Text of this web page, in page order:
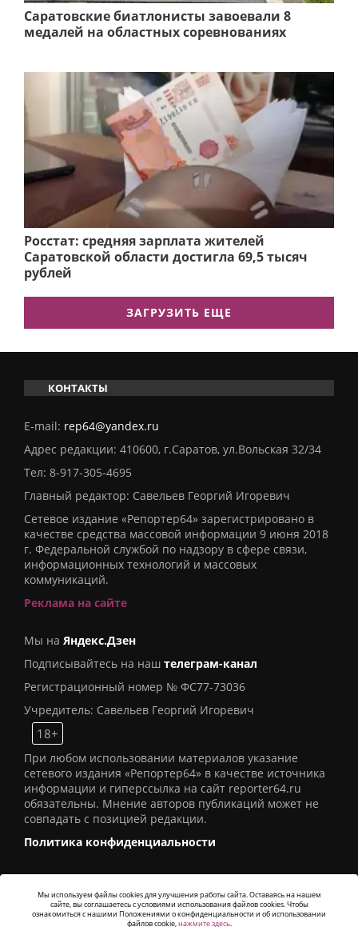
Саратовские биатлонисты завоевали 8
медалей на областных соревнованиях
Росстат: средняя зарплата жителей
Саратовской области достигла 69,5 тысяч
рублей
ЗАГРУЗИТЬ ЕЩЕ
КОНТАКТЫ
E-mail: rep64@yandex.ru
Адрес редакции: 410600, г.Саратов, ул.Вольская 32/34
Тел: 8-917-305-4695
Главный редактор: Савельев Георгий Игоревич
Сетевое издание «Репортер64» зарегистрировано в
качестве средства массовой информации 9 июня 2018
г. Федеральной службой по надзору в сфере связи,
информационных технологий и массовых
коммуникаций.
Реклама на сайте
Мы на Яндекс.Дзен
Подписывайтесь на наш телеграм-канал
Регистрационный номер № ФС77-73036
Учредитель: Савельев Георгий Игоревич
18+
При любом использовании материалов указание
сетевого издания «Репортер64» в качестве источника
информации и гиперссылка на сайт reporter64.ru
обязательны. Мнение авторов публикаций может не
совпадать с позицией редакции.
Политика конфиденциальности
© 2016СИ «Репортер64». Все права защищены -
Мы используем файлы cookies для улучшения работы сайта. Оставаясь на нашем
сайте, вы соглашаетесь с условиями использования файлов cookies. Чтобы
ознакомиться с нашими Положениями о конфиденциальности и об использовании
файлов cookie,нажмите здесь.